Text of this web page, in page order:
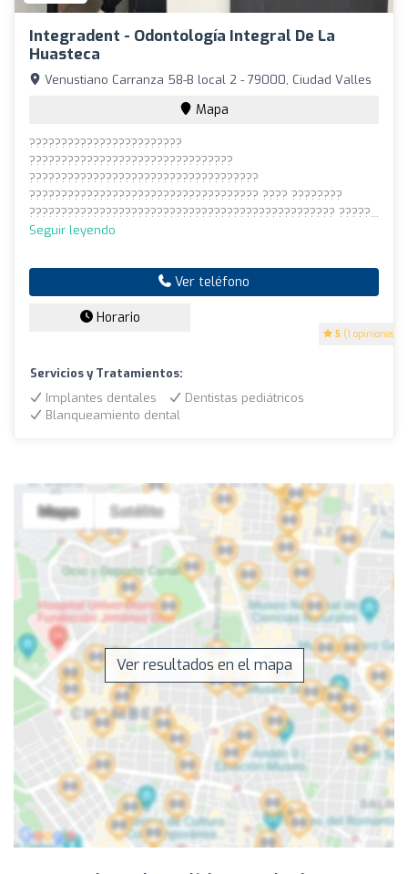
Integradent - Odontología Integral De La
Huasteca
5 (1 opiniones)
Venustiano Carranza 58-B local 2 - 79000, Ciudad Valles
Mapa
????????????????????????
????????????????????????????????
????????????????????????????????????
???????????????????????????????????? ???? ????????
???????????????????????????????????????????????? ?????...
Seguir leyendo
Ver teléfono
Horario
Servicios y Tratamientos:
Implantes dentales
Dentistas pediátricos
Blanqueamiento dental
Ver resultados en el mapa